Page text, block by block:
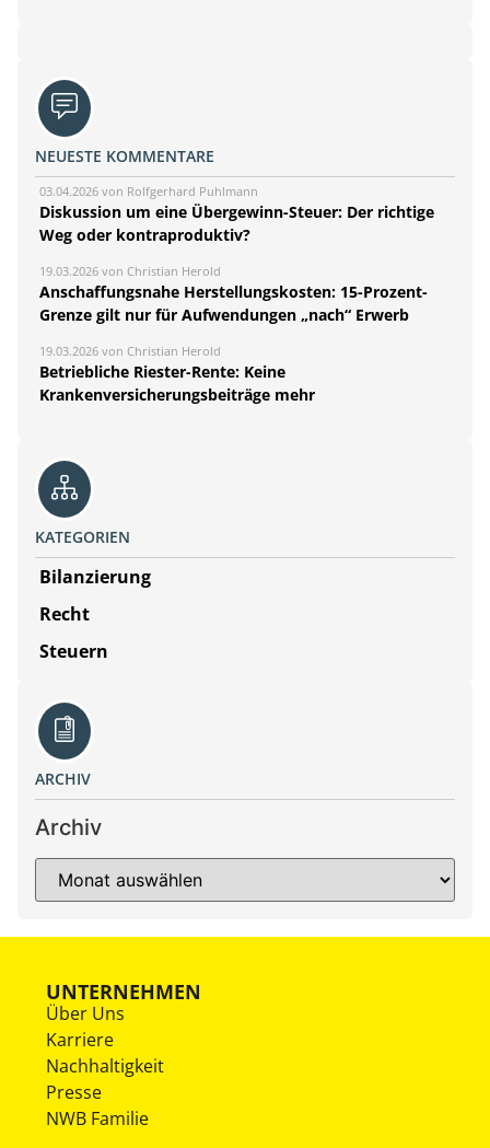
NEUESTE KOMMENTARE
03.04.2026 von Rolfgerhard Puhlmann
Diskussion um eine Übergewinn-Steuer: Der richtige
Weg oder kontraproduktiv?
19.03.2026 von Christian Herold
Anschaffungsnahe Herstellungskosten: 15-Prozent-
Grenze gilt nur für Aufwendungen „nach“ Erwerb
19.03.2026 von Christian Herold
Betriebliche Riester-Rente: Keine
Krankenversicherungsbeiträge mehr
KATEGORIEN
Bilanzierung
Recht
Steuern
ARCHIV
Archiv
UNTERNEHMEN
Über Uns
Karriere
Nachhaltigkeit
Presse
NWB Familie